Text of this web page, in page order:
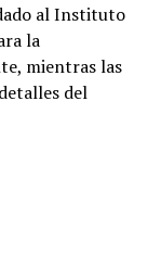
al Instituto
la
mientras las
del